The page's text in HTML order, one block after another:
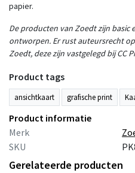
papier.
De producten van Zoedt zijn basic
ontworpen. Er rust auteursrecht
Zoedt, deze zijn vastgelegd bij CC
Product tags
ansichtkaart grafische print
Product informatie
Merk
SKU
Gerelateerde producten